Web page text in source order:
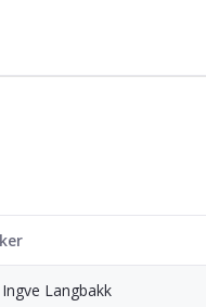
Ingve Langbakk